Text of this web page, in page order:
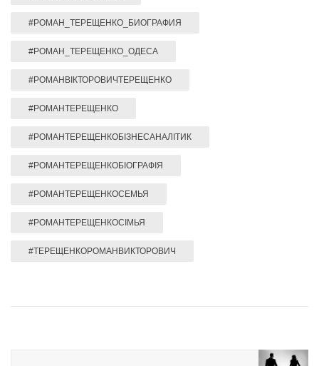
#РОМАН_ТЕРЕЩЕНКО_БИОГРАФИЯ
#РОМАН_ТЕРЕЩЕНКО_ОДЕСА
#РОМАНВІКТОРОВИЧТЕРЕЩЕНКО
#РОМАНТЕРЕЩЕНКО
#РОМАНТЕРЕЩЕНКОБІЗНЕСАНАЛІТИК
#РОМАНТЕРЕЩЕНКОБІОГРАФІЯ
#РОМАНТЕРЕЩЕНКОСЕМЬЯ
#РОМАНТЕРЕЩЕНКОСІМЬЯ
#ТЕРЕЩЕНКОРОМАНВИКТОРОВИЧ